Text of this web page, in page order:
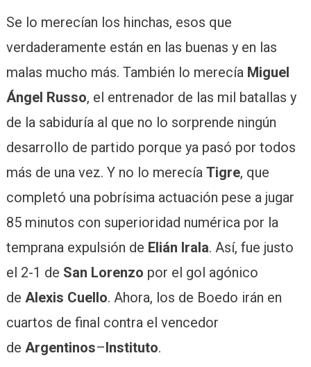
Se lo merecían los hinchas, esos que
verdaderamente están en las buenas y en las
malas mucho más. También lo merecía Miguel
Ángel Russo, el entrenador de las mil batallas y
de la sabiduría al que no lo sorprende ningún
desarrollo de partido porque ya pasó por todos
más de una vez. Y no lo merecía Tigre, que
completó una pobrísima actuación pese a jugar
85 minutos con superioridad numérica por la
temprana expulsión de Elián Irala. Así, fue justo
el 2-1 de San Lorenzo por el gol agónico
de Alexis Cuello. Ahora, los de Boedo irán en
cuartos de final contra el vencedor
de Argentinos– Instituto.